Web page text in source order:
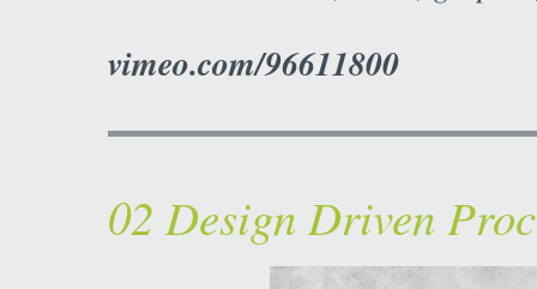
vimeo.com/96611800
02 Design Driven